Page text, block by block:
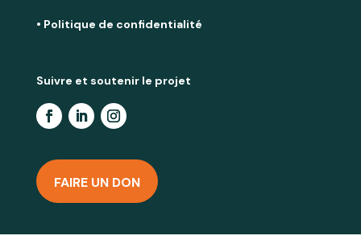
• Politique de confidentialité
Suivre et soutenir le projet
FAIRE UN DON